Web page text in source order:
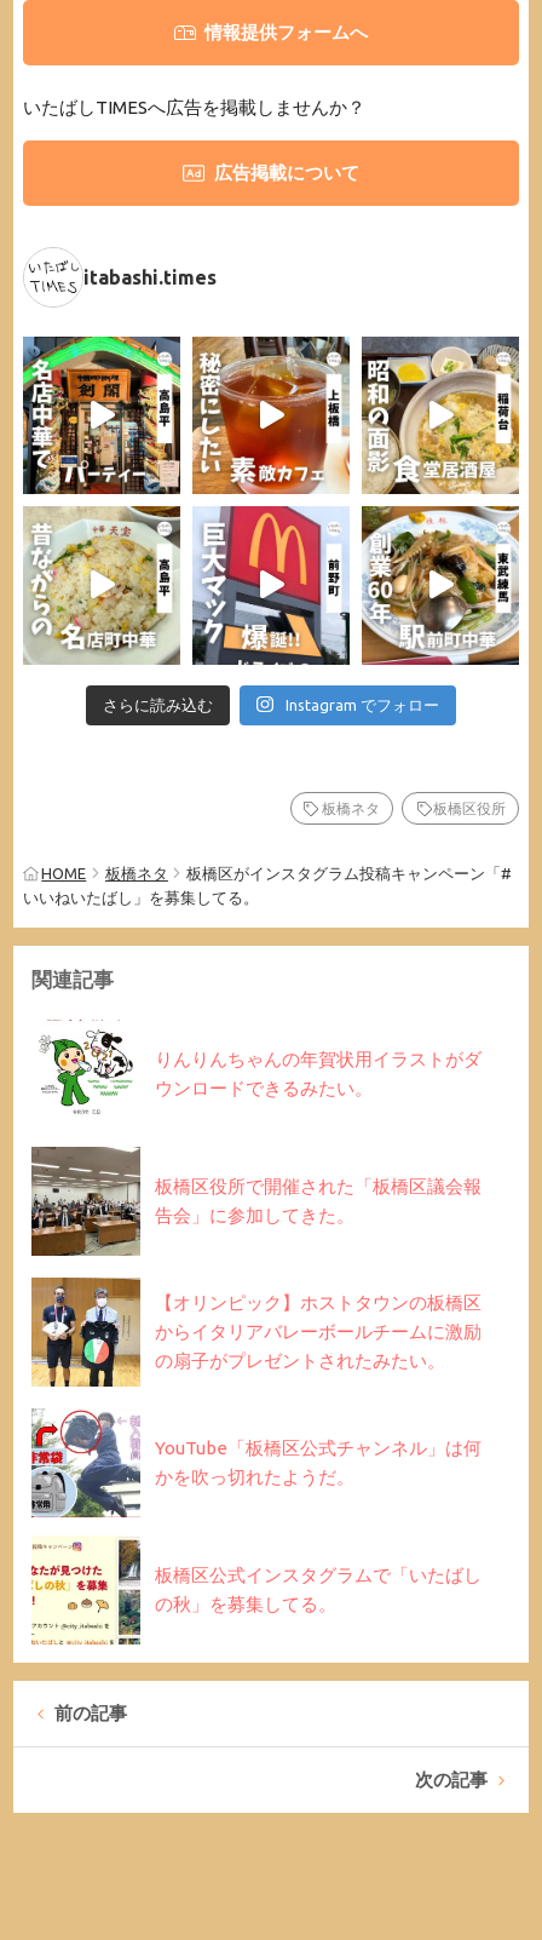
情報提供フォームへ
いたばしTIMESへ広告を掲載しませんか？
広告掲載について
itabashi.times
さらに読み込む Instagram でフォロー
板橋ネタ 板橋区役所
HOME 板橋ネタ
板橋区がインスタグラム投稿キャンペーン「#
いいねいたばし」を募集してる。
関連記事
りんりんちゃんの年賀状用イラストがダ
ウンロードできるみたい。
板橋区役所で開催された「板橋区議会報
告会」に参加してきた。
【オリンピック】ホストタウンの板橋区
からイタリアバレーボールチームに激励
の扇子がプレゼントされたみたい。
YouTube「板橋区公式チャンネル」は何
かを吹っ切れたようだ。
板橋区公式インスタグラムで「いたばし
の秋」を募集してる。
前の記事
次の記事